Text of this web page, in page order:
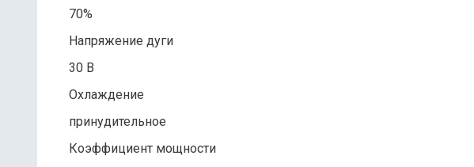
70%
Напряжение дуги
30 В
Охлаждение
принудительное
Коэффициент мощности